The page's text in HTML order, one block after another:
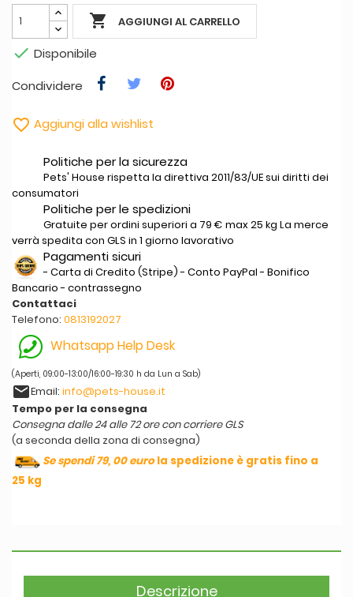
 AGGIUNGI AL CARRELLO
 Disponibile
Condividere
 Aggiungi alla wishlist
Politiche per la sicurezza
Pets' House rispetta la direttiva 2011/83/UE sui diritti dei
consumatori
Politiche per le spedizioni
Gratuite per ordini superiori a 79 € max 25 kg La merce
verrà spedita con GLS in 1 giorno lavorativo
Pagamenti sicuri
- Carta di Credito (Stripe) - Conto PayPal - Bonifico
Bancario - contrassegno
Contattaci
Telefono: 0813192027
Whatsapp Help Desk
(Aperti, 09:00-13:00/16:00-19:30 h da Lun a Sab)
emailEmail: info@pets-house.it
Tempo per la consegna
Consegna dalle 24 alle 72 ore con corriere GLS
(a seconda della zona di consegna)
Se spendi 79, 00 eurola spedizione è gratis fino a
25 kg
Descrizione